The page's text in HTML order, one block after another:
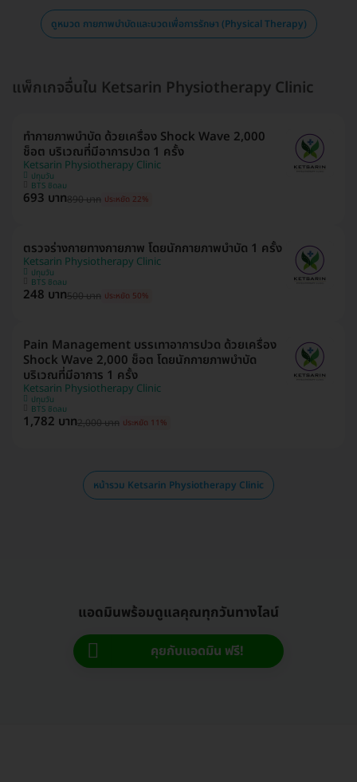
ดูหมวด กายภาพบำบัดและนวดเพื่อการรักษา (Physical Therapy)
แพ็กเกจอื่นใน Ketsarin Physiotherapy Clinic
ทำกายภาพบำบัด ด้วยเครื่อง Shock Wave 2,000
ช็อต บริเวณที่มีอาการปวด 1 ครั้ง
Ketsarin Physiotherapy Clinic
ปทุมวัน
BTS ชิดลม
693 บาท890 บาท ประหยัด 22%
ตรวจร่างกายทางกายภาพ โดยนักกายภาพบำบัด 1 ครั้ง
Ketsarin Physiotherapy Clinic
ปทุมวัน
BTS ชิดลม
248 บาท500 บาท ประหยัด 50%
Pain Management บรรเทาอาการปวด ด้วยเครื่อง
Shock Wave 2,000 ช็อต โดยนักกายภาพบำบัด
บริเวณที่มีอาการ 1 ครั้ง
Ketsarin Physiotherapy Clinic
ปทุมวัน
BTS ชิดลม
1,782 บาท2,000 บาท ประหยัด 11%
หน้ารวม Ketsarin Physiotherapy Clinic
แอดมินพร้อมดูแลคุณทุกวันทางไลน์
คุยกับแอดมิน ฟรี!